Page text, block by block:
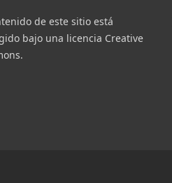
de este sitio está
bajo una licencia Creative